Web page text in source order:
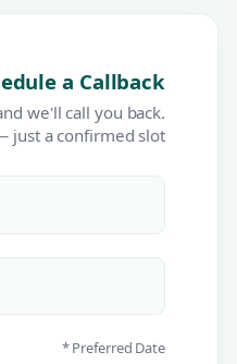
a Callback
we'll call you back.
just a confirmed slot.
Preferred Date *